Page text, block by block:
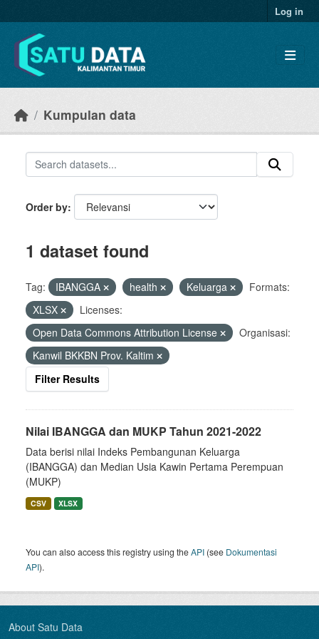
Log in
Kumpulan data
Order by
1 dataset found
Tag: IBANGGA health Keluarga
Formats:
XLSX
Licenses:
Open Data Commons Attribution License
Organisasi:
Kanwil BKKBN Prov. Kaltim
Filter Results
Nilai IBANGGA dan MUKP Tahun 2021-2022
Data berisi nilai Indeks Pembangunan Keluarga
(IBANGGA) dan Median Usia Kawin Pertama Perempuan
(MUKP)
CSV XLSX
You can also access this registry using theAPI (see Dokumentasi
API).
About Satu Data